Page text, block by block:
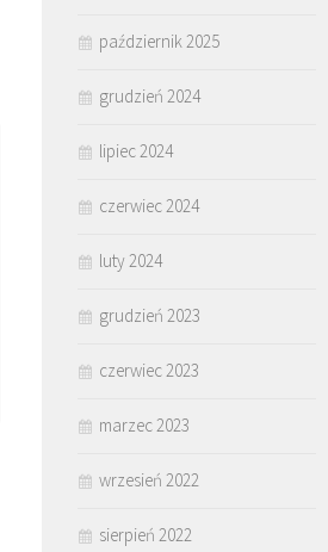
październik 2025
grudzień 2024
lipiec 2024
czerwiec 2024
luty 2024
grudzień 2023
czerwiec 2023
marzec 2023
wrzesień 2022
sierpień 2022